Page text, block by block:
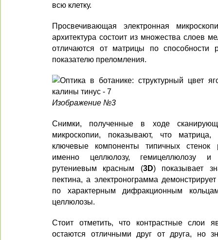
всю клетку.
Просвечивающая электронная
архитектура состоит из множества слоев
отличаются от матрицы по способности
показателю преломления.
Изображение №3
Снимки, полученные в ходе
микроскопии, показывают, что матрица,
ключевые компоненты типичных стенок
именно целлюлозу, гемицеллюлозу и
рутениевым красным (3D) показывает
пектина, а электронограмма
по характерным дифракционным
целлюлозы.
Стоит отметить, что контрастные слои
остаются отличными друг от друга, но